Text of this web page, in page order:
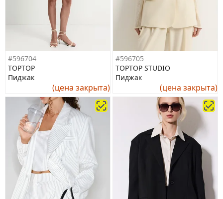
#596704
TOPTOP
Пиджак
(цена закрыта)
#596705
TOPTOP STUDIO
Пиджак
(цена закрыта)